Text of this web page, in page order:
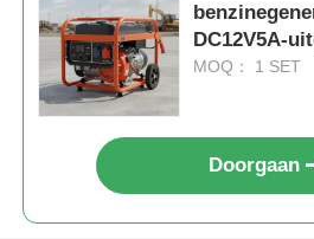
DC12V5A-
MOQ： 1 SET
Doorgaan